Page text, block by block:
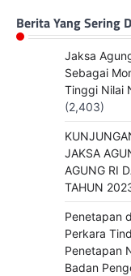
Berita Yang Sering
Jaksa
Sebagai
Tinggi Nilai
(2,403)
JAKSA
AGUNG RI
TAHUN
Penetapan
Perkara
Penetapan
Badan